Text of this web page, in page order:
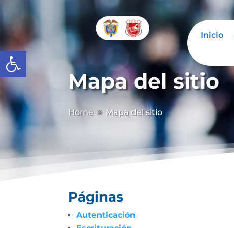
Abrir barra de herramientas
Inicio
Mapa del sitio
Home 9 Mapa del sitio
Páginas
Autenticación